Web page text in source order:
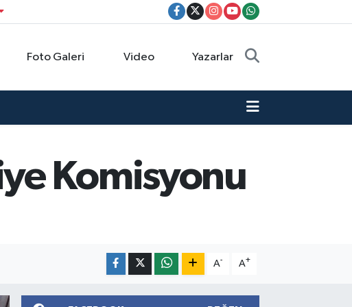
Foto Galeri Video Yazarlar
Komisyonu
A- A+